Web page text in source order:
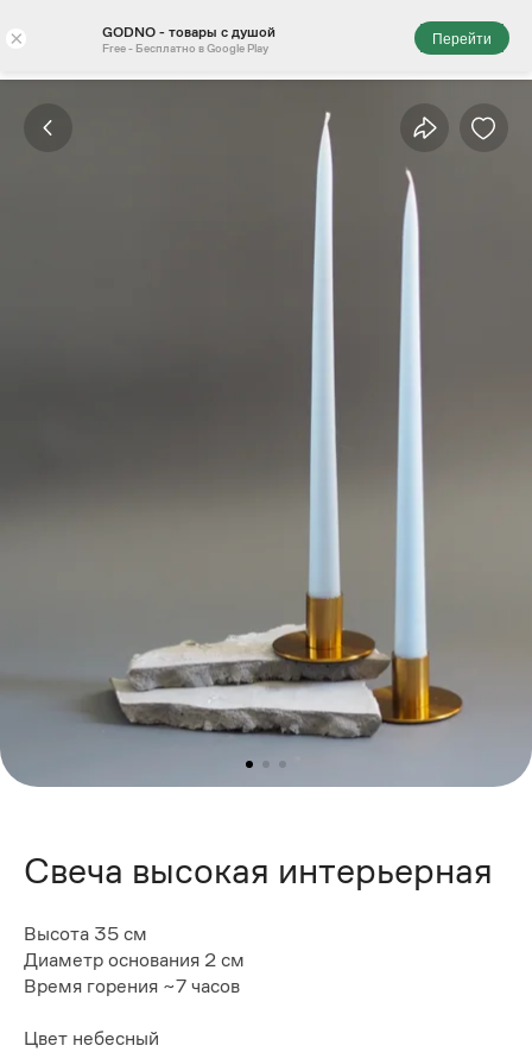
× GODNO - товары с душой
Free - Бесплатно в Google Play
Перейти
Свеча высокая интерьерная
Высота 35 см
Диаметр основания 2 см
Время горения ~7 часов
Цвет небесный